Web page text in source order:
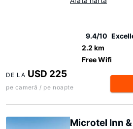
9.4/10
2.2 km
Free Wifi
DE LA USD 225
pe cameră / pe noapte
Microtel Inn